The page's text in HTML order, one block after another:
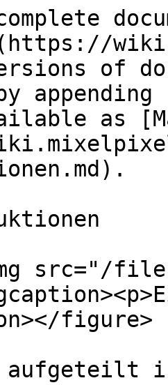
of
as
src="/files/
figure>
aufgeteilt